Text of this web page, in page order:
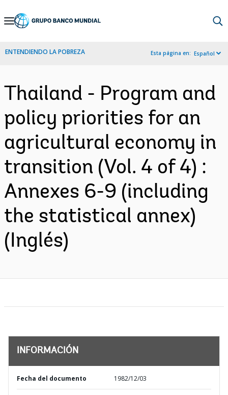
Skip
Navigation
ENTENDIENDO LA POBREZA Esta página en: Español
Thailand - Program and
policy priorities for an
agricultural economy in
transition (Vol. 4 of 4) :
Annexes 6-9 (including
the statistical annex)
(Inglés)
INFORMACIÓN
Fecha del documento 1982/12/03